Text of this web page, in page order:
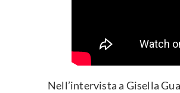
Nell’intervista a Gisella